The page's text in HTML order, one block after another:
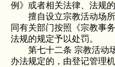
例》或者相关法律、法规
擅自设立宗教活动场所
同有关部门按照《宗教事
法规的规定予以处罚。
第七十二条 宗教活动
办法规定的，由登记管理